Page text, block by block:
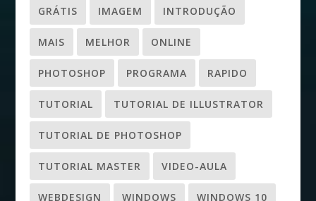
GRÁTIS IMAGEM INTRODUÇÃO
MAIS MELHOR ONLINE
PHOTOSHOP PROGRAMA RAPIDO
TUTORIAL TUTORIAL DE ILLUSTRATOR
TUTORIAL DE PHOTOSHOP
TUTORIAL MASTER VIDEO-AULA
WEBDESIGN WINDOWS WINDOWS 10